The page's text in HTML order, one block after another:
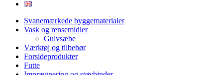
Svanemærkede byggematerialer
Vask og rensemidler
Gulvsæbe
Værktøj og tilbehør
Forsideprodukter
Futte